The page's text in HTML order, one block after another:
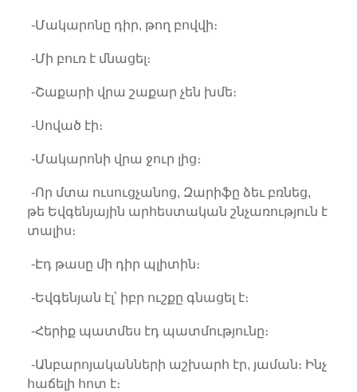
-Մակարոնը դիր, թող բովվի։
-Մի բուռ է մնացել։
-Շաքարի վրա շաքար չեն խմե։
-Սոված էի։
-Մակարոնի վրա ջուր լից։
-Որ մտա ուսուցչանոց, Զարիֆը ձեւ բռնեց,
թե Եվգենյային արհեստական շնչառություն է
տալիս։
-Էդ թասը մի դիր պլիտին։
-Եվգենյան էլ՝ իբր ուշքը գնացել է։
-Հերիք պատմես էդ պատմությունը։
-Անբարոյականների աշխարհ էր, յաման։ Ինչ
հաճելի հոտ է։